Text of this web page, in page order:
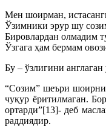
Мен шоирман,
Ўзимники эрур шу
Бировлардан олмадим
Ўзгага ҳам бермам
Бу – ўзлигини
“Созим” шеъри
чуқур ёритилмаган.
ортарди”[13]- деб
раддиядир.